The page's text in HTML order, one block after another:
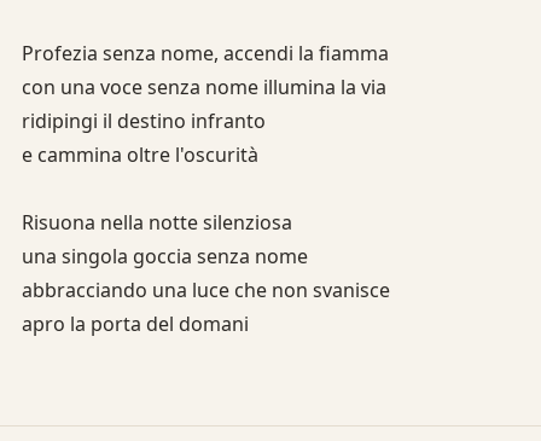
Profezia senza nome, accendi la fiamma
con una voce senza nome illumina la via
ridipingi il destino infranto
e cammina oltre l'oscurità
Risuona nella notte silenziosa
una singola goccia senza nome
abbracciando una luce che non svanisce
apro la porta del domani